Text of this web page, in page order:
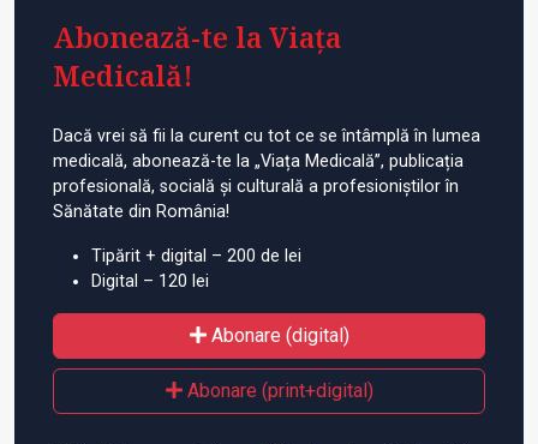
Abonează-te la Viața
Medicală!
Dacă vrei să fii la curent cu tot ce se întâmplă în lumea
medicală, abonează-te la „Viața Medicală”, publicația
profesională, socială și culturală a profesioniștilor în
Sănătate din România!
Tipărit + digital – 200 de lei
Digital – 120 lei
Abonare (digital)
Abonare (print+digital)